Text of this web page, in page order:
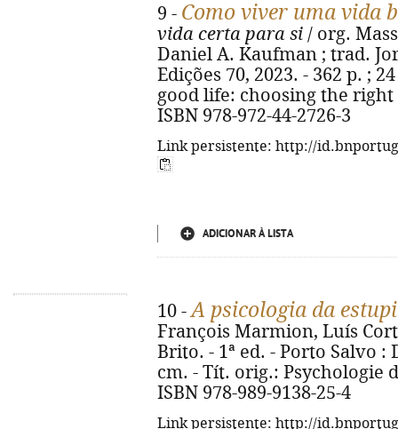
9 - Como viver uma vida
vida certa para si / org.
Daniel A. Kaufman ; trad.
Edições 70, 2023. - 362 p. ;
good life: choosing the
ISBN 978-972-44-2726-3
Link persistente: http://
ADICIONAR À LISTA
10 -A psicologia da
François Marmion, Luís
Brito. - 1ª ed. - Porto Salvo :
cm. - Tít. orig.: Psychologie
ISBN 978-989-9138-25-4
Link persistente: http://